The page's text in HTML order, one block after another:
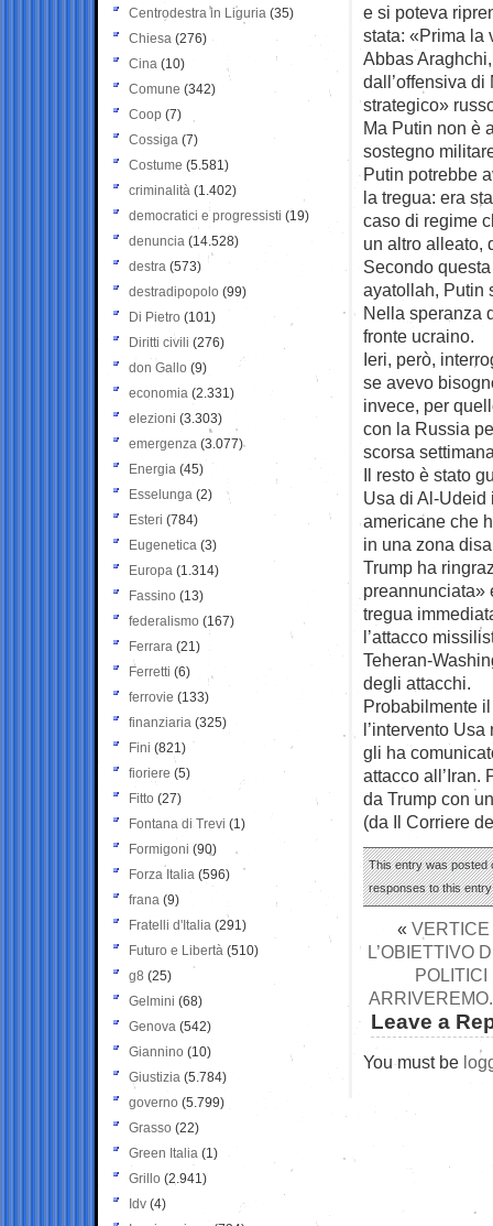
e si poteva
stata: «Prima la
Abbas
dall’offensiva
strategico»
Ma Putin non è
sostegno
Putin potrebbe
la tregua: era
caso di regime
un altro alleato,
Secondo
ayatollah, Putin
Nella speranza
fronte ucraino.
Ieri, però,
se avevo
invece, per
con la Russia
scorsa
Il resto è stato
Usa di Al-Udeid
americane che
in una zona
Trump ha
preannunciata»
tregua
l’attacco
Teheran-
degli attacchi.
Probabilmente
l’intervento
gli ha
attacco all’Iran.
da Trump con
(da Il Corriere
This entry was posted
responses to this
« VERTICE
L’OBIETTIVO
Leave a
You must be
Centrodestra in Liguria (35)
Chiesa (276)
Cina (10)
Comune (342)
Coop (7)
Cossiga (7)
Costume (5.581)
criminalità (1.402)
democratici e progressisti (19)
denuncia (14.528)
destra (573)
destradipopolo (99)
Di Pietro (101)
Diritti civili (276)
don Gallo (9)
economia (2.331)
elezioni (3.303)
emergenza (3.077)
Energia (45)
Esselunga (2)
Esteri (784)
Eugenetica (3)
Europa (1.314)
Fassino (13)
federalismo (167)
Ferrara (21)
Ferretti (6)
ferrovie (133)
finanziaria (325)
Fini (821)
fioriere (5)
Fitto (27)
Fontana di Trevi (1)
Formigoni (90)
Forza Italia (596)
frana (9)
Fratelli d'Italia (291)
Futuro e Libertà (510)
g8 (25)
Gelmini (68)
Genova (542)
Giannino (10)
Giustizia (5.784)
governo (5.799)
Grasso (22)
Green Italia (1)
Grillo (2.941)
Idv (4)